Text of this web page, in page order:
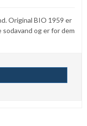
Original BIO 1959 er
og er for dem